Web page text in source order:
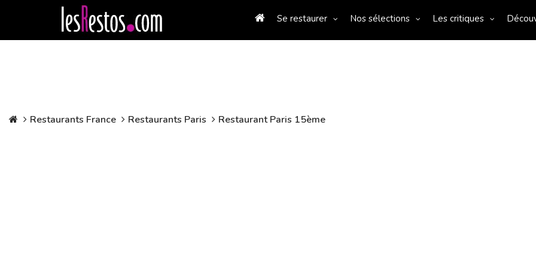
Se restaurer Nos sélections Les critiques
Restaurants France Restaurants Paris Restaurant Paris 15ème